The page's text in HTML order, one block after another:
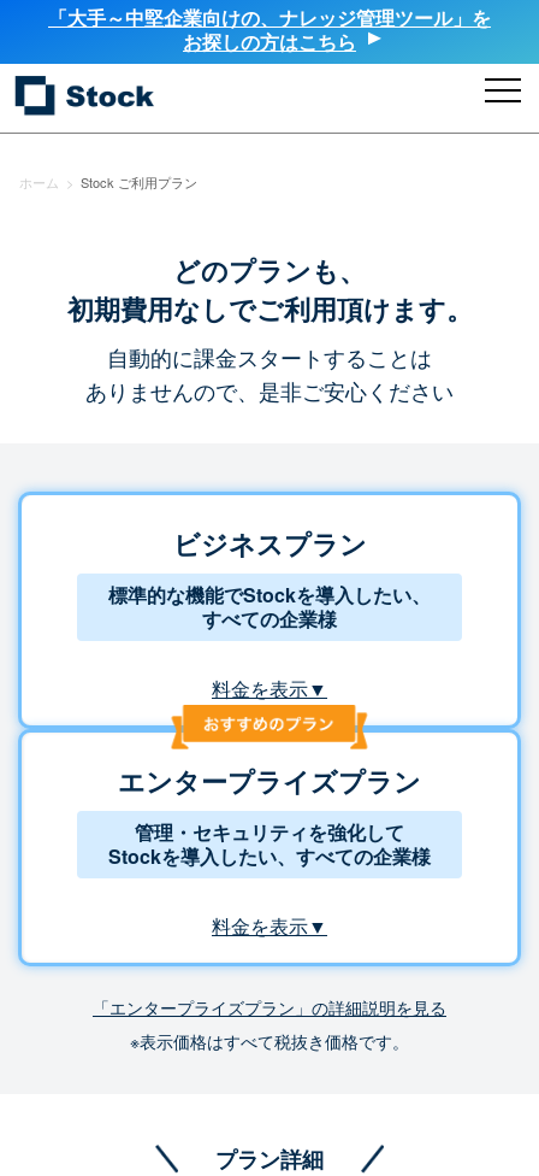
「大手～中堅企業向けの、ナレッジ管理ツール」を
お探しの方はこちら
ホーム > Stock ご利用プラン
どのプランも、
初期費用なしでご利用頂けます。
自動的に課金スタートすることは
ありませんので、是非ご安心ください
ビジネスプラン
標準的な機能でStockを導入したい、
すべての企業様
料金を表示▼
エンタープライズプラン
管理・セキュリティを強化して
Stockを導入したい、すべての企業様
料金を表示▼
「エンタープライズプラン」の詳細説明を見る
※表示価格はすべて税抜き価格です。
プラン詳細